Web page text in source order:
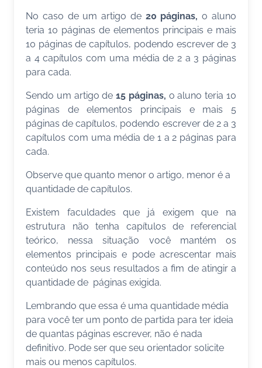
No caso de um artigo de 20 páginas, o aluno
teria 10 páginas de elementos principais e mais
10 páginas de capítulos, podendo escrever de 3
a 4 capítulos com uma média de 2 a 3 páginas
para cada.
Sendo um artigo de15 páginas, o aluno teria 10
páginas de elementos principais e mais 5
páginas de capítulos, podendo escrever de 2 a 3
capítulos com uma média de 1 a 2 páginas para
cada.
Observe que quanto menor o artigo, menor é a
quantidade de capítulos.
Existem faculdades que já exigem que na
estrutura não tenha capítulos de referencial
teórico, nessa situação você mantém os
elementos principais e pode acrescentar mais
conteúdo nos seus resultados a fim de atingir a
quantidade de páginas exigida.
Lembrando que essa é uma quantidade média
para você ter um ponto de partida para ter ideia
de quantas páginas escrever, não é nada
definitivo. Pode ser que seu orientador solicite
mais ou menos capítulos.